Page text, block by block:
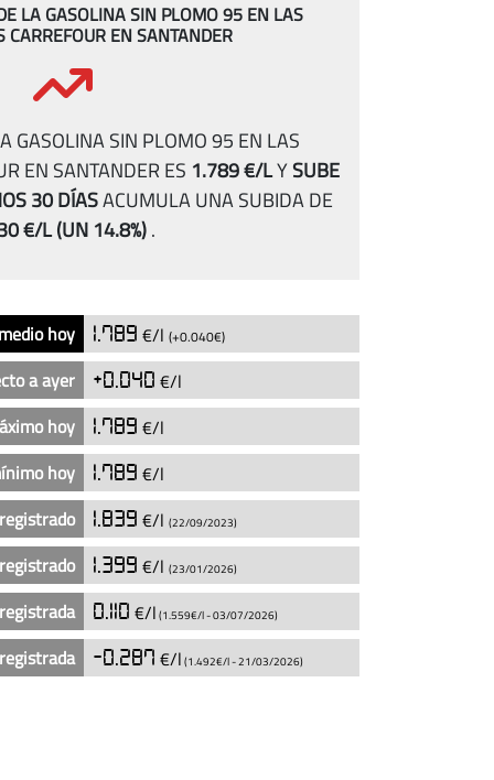
LA GASOLINA SIN PLOMO 95 EN LAS
CARREFOUR EN SANTANDER
GASOLINA SIN PLOMO 95 EN LAS
EN SANTANDER ES 1.789 €/LYSUBE
30 DÍASACUMULA UNA SUBIDA DE
€/L(UN 14.8%).
hoy 1.789 €/l (+0.040€)
a ayer +0.040 €/l
hoy
1.789 €/l
hoy
1.789 €/l
1.839 €/l (22/09/2023)
1.399 €/l (23/01/2026)
0.110 €/l (1.559€/l -03/07/2026)
-0.287 €/l (1.492€/l -21/03/2026)